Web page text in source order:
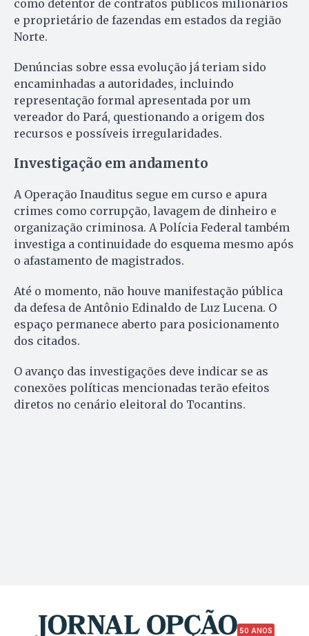
como detentor de contratos públicos milionários
e proprietário de fazendas em estados da região
Norte.
Denúncias sobre essa evolução já teriam sido
encaminhadas a autoridades, incluindo
representação formal apresentada por um
vereador do Pará, questionando a origem dos
recursos e possíveis irregularidades.
Investigação em andamento
A Operação Inauditus segue em curso e apura
crimes como corrupção, lavagem de dinheiro e
organização criminosa. A Polícia Federal também
investiga a continuidade do esquema mesmo após
o afastamento de magistrados.
Até o momento, não houve manifestação pública
da defesa de Antônio Edinaldo de Luz Lucena. O
espaço permanece aberto para posicionamento
dos citados.
O avanço das investigações deve indicar se as
conexões políticas mencionadas terão efeitos
diretos no cenário eleitoral do Tocantins.
50 ANOS